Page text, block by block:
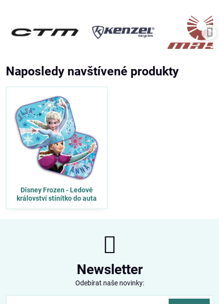
Naposledy navštívené produkty
Disney Frozen - Ledové
království stínítko do auta
Newsletter
Odebírat naše novinky: